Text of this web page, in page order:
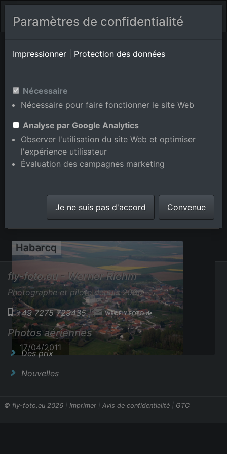
Gomiécourt Pas de Calais
Photos aériennes de Habarcq
en Pas de Calais, France
aériennes de la boutique en
Habarcq
17/04/2011
fly-foto.eu - Werner Riehm
Photographe et pilote depuis 2006
+49 7275 729435|
Photos aériennes
Des prix
Nouvelles
© fly-foto.eu 2026 | Imprimer | Avis de confidentialité | GTC
Paramètres de confidentialité
Impressionner Protection des données
Nécessaire
Nécessaire pour faire fonctionner le site Web
Analyse par Google Analytics
Observer l'utilisation du site Web et optimiser
l'expérience utilisateur
Évaluation des campagnes marketing
Je ne suis pas d'accord Convenue